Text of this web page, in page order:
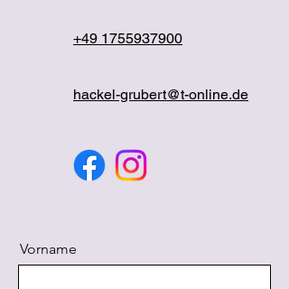
+49 1755937900
hackel-grubert@t-online.de
Vorname